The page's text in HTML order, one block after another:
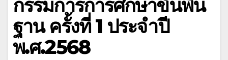
กรรมการการศึกษาขั้นพื้น
ฐาน ครั้งที่ 1 ประจำปี
พ.ศ.2568